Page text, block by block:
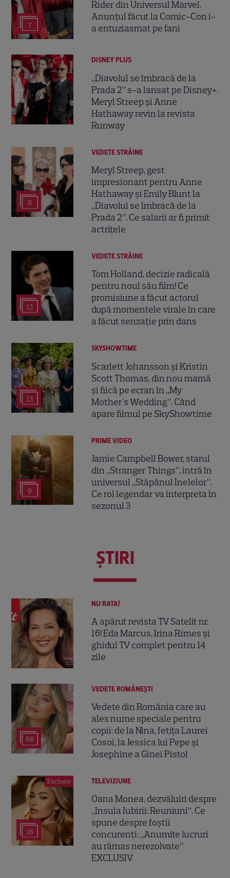
7
Rider din Universul Marvel.
Anunțul făcut la Comic-Con i-
a entuziasmat pe fani
DISNEY PLUS
„Diavolul se îmbracă de la
Prada 2” s-a lansat pe Disney+.
Meryl Streep și Anne
Hathaway revin la revista
Runway
9
VEDETE STRĂINE
Meryl Streep, gest
impresionant pentru Anne
Hathaway și Emily Blunt la
„Diavolul se îmbracă de la
Prada 2”. Ce salarii ar fi primit
actrițele
13
VEDETE STRĂINE
Tom Holland, decizie radicală
pentru noul său film! Ce
promisiune a făcut actorul
după momentele virale în care
a făcut senzație prin dans
13
SKYSHOWTIME
Scarlett Johansson și Kristin
Scott Thomas, din nou mamă
și fiică pe ecran în „My
Mother's Wedding”. Când
apare filmul pe SkyShowtime
9
PRIME VIDEO
Jamie Campbell Bower, starul
din „Stranger Things”, intră în
universul „Stăpânul Inelelor”.
Ce rol legendar va interpreta în
sezonul 3
ŞTIRI
NU RATA!
A apărut revista TV Satelit nr.
16! Eda Marcus, Irina Rimes și
ghidul TV complet pentru 14
zile
68
VEDETE ROMÂNEŞTI
Vedete din România care au
ales nume speciale pentru
copii: de la Nina, fetița Laurei
Cosoi, la Jessica lui Pepe și
Josephine a Ginei Pistol
Exclusiv
16
TELEVIZIUNE
Oana Monea, dezvăluiri despre
„Insula Iubirii: Reuniuni”. Ce
spune despre foștii
concurenți: „Anumite lucruri
au rămas nerezolvate”
EXCLUSIV